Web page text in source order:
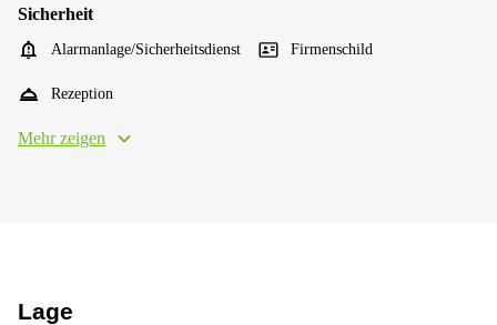
Sicherheit
Alarmanlage/Sicherheitsdienst Firmenschild
Rezeption
Mehr zeigen
Lage